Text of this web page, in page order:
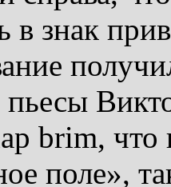
в знак
brim, что
поле»,